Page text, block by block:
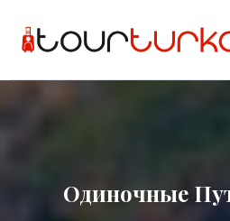
Одиночные